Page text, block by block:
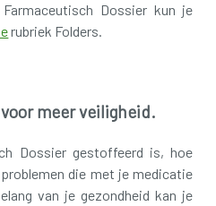
Dossier kun je
rubriek Folders.
meer veiligheid.
Dossier gestoffeerd is, hoe
die met je medicatie
van je gezondheid kan je